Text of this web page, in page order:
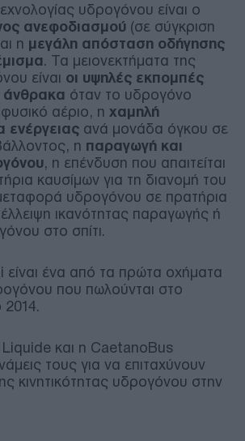
υδρογόνου είναι ο
ανεφοδιασμού (σε σύγκριση
η μεγάλη απόσταση οδήγησης
. Τα μειονεκτήματα της
είναι οι υψηλές εκπομπές
άνθρακα όταν το υδρογόνο
αέριο, η χαμηλή
ενέργειας ανά μονάδα όγκου σε
η παραγωγή και
, η επένδυση που απαιτείται
καυσίμων για τη διανομή του
υδρογόνου σε πρατήρια
ικανότητας παραγωγής ή
στο σπίτι.
ένα από τα πρώτα οχήματα
που πωλούνται στο
2014.
και η CaetanoBus
τους για να επιταχύνουν
κινητικότητας υδρογόνου στην